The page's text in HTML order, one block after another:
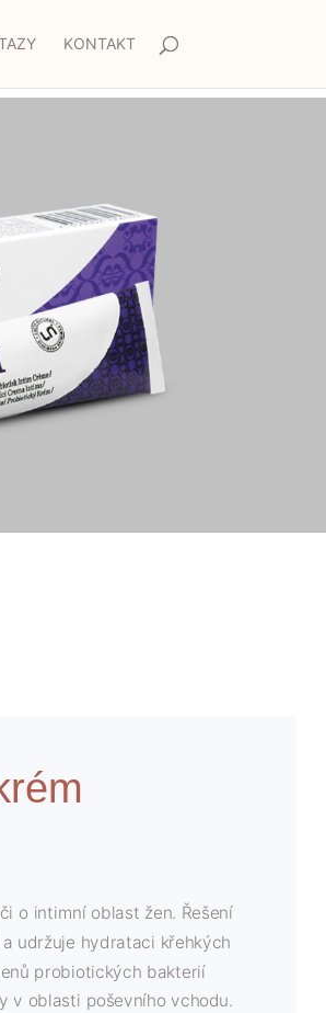
KONTAKT
o intimní oblast žen. Řešení
udržuje hydrataci křehkých
probiotických bakterií
v oblasti poševního vchodu.